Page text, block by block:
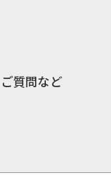
ご質問など